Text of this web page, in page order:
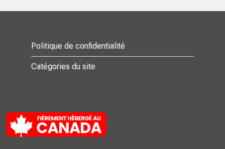
Politique de confidentialité
Catégories du site